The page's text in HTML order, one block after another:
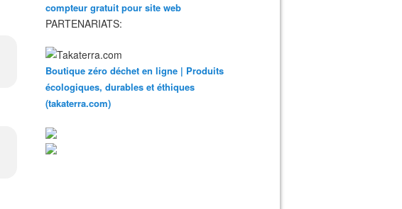
compteur gratuit pour site web
PARTENARIATS:
Boutique zéro déchet en ligne | Produits
écologiques, durables et éthiques
(takaterra.com)